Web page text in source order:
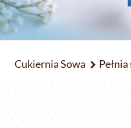
Cukiernia Sowa